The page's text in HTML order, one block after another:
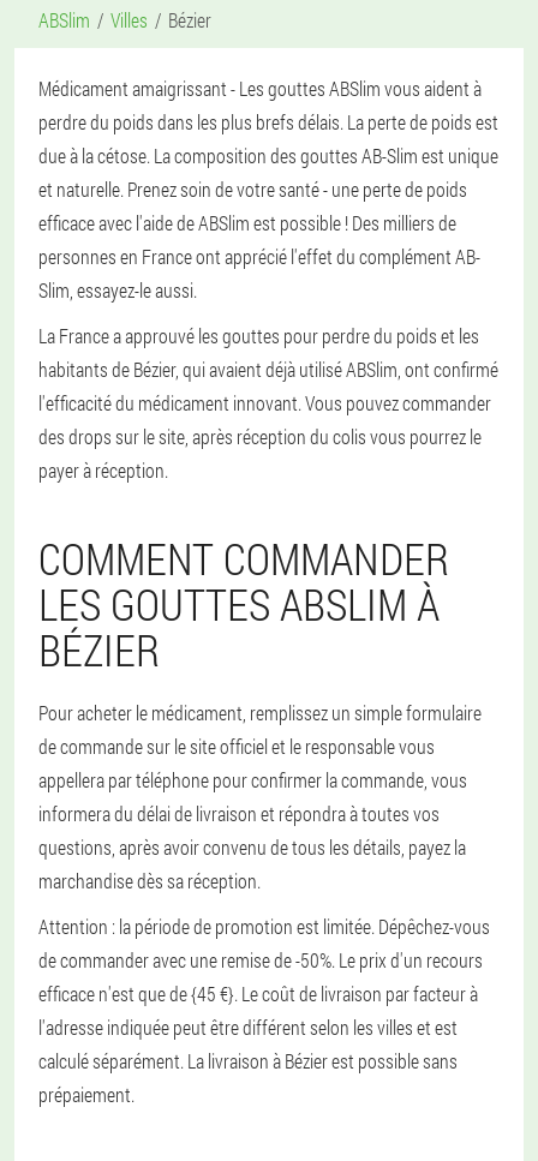
ABSlim Villes Bézier
Médicament amaigrissant - Les gouttes ABSlim vous aident à
perdre du poids dans les plus brefs délais. La perte de poids est
due à la cétose. La composition des gouttes AB-Slim est unique
et naturelle. Prenez soin de votre santé - une perte de poids
efficace avec l'aide de ABSlim est possible ! Des milliers de
personnes en France ont apprécié l'effet du complément AB-
Slim, essayez-le aussi.
La France a approuvé les gouttes pour perdre du poids et les
habitants de Bézier, qui avaient déjà utilisé ABSlim, ont confirmé
l'efficacité du médicament innovant. Vous pouvez commander
des drops sur le site, après réception du colis vous pourrez le
payer à réception.
COMMENT COMMANDER
LES GOUTTES ABSLIM À
BÉZIER
Pour acheter le médicament, remplissez un simple formulaire
de commande sur le site officiel et le responsable vous
appellera par téléphone pour confirmer la commande, vous
informera du délai de livraison et répondra à toutes vos
questions, après avoir convenu de tous les détails, payez la
marchandise dès sa réception.
Attention : la période de promotion est limitée. Dépêchez-vous
de commander avec une remise de -50%. Le prix d'un recours
efficace n'est que de {45 €}. Le coût de livraison par facteur à
l'adresse indiquée peut être différent selon les villes et est
calculé séparément. La livraison à Bézier est possible sans
prépaiement.